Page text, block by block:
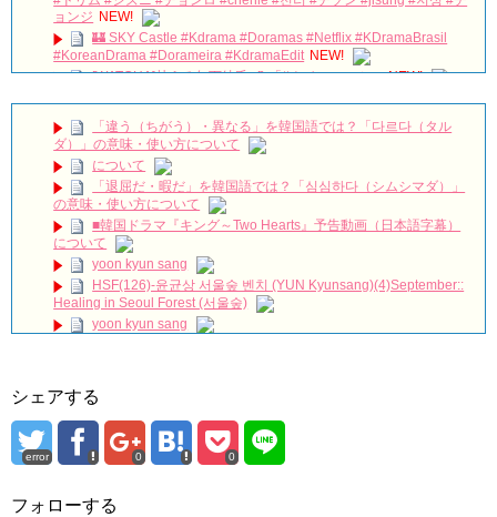
ョンジ NEW!
🏰 SKY Castle #Kdrama #Doramas #Netflix #KDramaBrasil
#KoreanDrama #Dorameira #KdramaEdit NEW!
[WATCHA]甘える年下彼氏 💕 「#ナインルーム」 NEW!
キム・ガンウ「『婿殿オ・ジャクドゥ』でのプチトマトキスシ
ーン、くすぐったいと思ったが…」 Big News TV
[MV] Jang Woo Ram(장우람)- Right Now To You (지금 너에게)
(The Miracle We Met OST Part 4) NEW!
ENA 디렉터스 아레나 Jang Keun-Suk #장근석 #JangKeunSuk
#チャン・グンソク #จางกึนซอก #张根硕 NEW!
100 days my prince #shorts #shortsfeed #100daysmyprince
#kdrama #love #viral #fadeaway
『おちょやん』杉咲花の「人形の家」に込められた再生への祈
り 千代に課せられた“義務” NEW!
ハン・ヘジン 한혜진 – (선공개) 강남 3대 얼짱 출신 &#39;한혜진
ハン・ヘジン 한혜진 – Still We (여전히 우리는)
한가인 –
「ライフ・ オン・ マーズ」2019年11月2日TSUTAYAにて先行
レンタル開始！
Jin-Crash Landing On You/ヒョンビン❤️ソンイェジン / エンジョイ❕
「違う（ちがう）・異なる」を韓国語では？「다르다（タル
ダ）」の意味・使い方について
について
「退屈だ・暇だ」を韓国語では？「심심하다（シムシマダ）」
の意味・使い方について
■韓国ドラマ『キング～Two Hearts』予告動画（日本語字幕）
について
yoon kyun sang
HSF(126)-윤균상 서울숲 벤치 (YUN Kyunsang)(4)September::
Healing in Seoul Forest (서울숲)
yoon kyun sang
九尾狐外伝 メイキング03 ハン・イェスル
チョ・ヒョンジェ 조현재 九尾狐外伝 制作発表会
キム・テヒの弟イ・ワン♥イ・ボミ、今日（28日）結婚……
「まず熱く掃除せよ」女優キム・ユジョン、「健康がとても回
【裏芸能】キムユジョンの熱愛彼氏はあの大物俳優
シェアする
error 0 0
フォローする